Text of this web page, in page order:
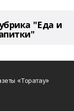
"Еда и
«Торатау»